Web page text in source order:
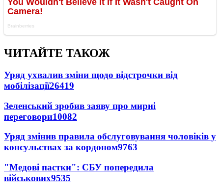
ЧИТАЙТЕ ТАКОЖ
Уряд ухвалив зміни щодо відстрочки від
мобілізації26419
Зеленський зробив заяву про мирні
переговори10082
Уряд змінив правила обслуговування чоловіків у
консульствах за кордоном9763
"Медові пастки": СБУ попередила
військових9535